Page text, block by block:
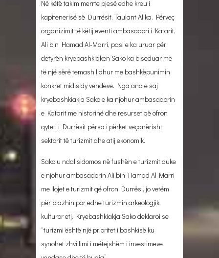
Në këtë takim merrte pjesë edhe kreu i
kapitenerisë së Durrësit, Taulant Allka. Përveç
organizimit të këtij eventi ambasadori i Katarit,
Ali bin Hamad Al-Marri, pasi e ka uruar për
detyrën kryebashkiaken Sako ka biseduar me
të një sërë temash lidhur me bashkëpunimin
konkret midis dy vendeve. Nga ana e saj
kryebashkiakja Sako e ka njohur ambasadorin
e Katarit me historinë dhe resurset që ofron
qyteti i Durrësit përsa i përket veçanërisht
sektorit të turizmit dhe atij ekonomik.
Sako u ndal sidomos në fushën e turizmit duke
e njohur ambasadorin Ali bin Hamad Al-Marri
me llojet e turizmit që ofron Durrësi, jo vetëm
për plazhin por edhe turizmin arkeologjik,
kulturor etj. Kryebashkiakja Sako deklaroi se
“turizmi është një prioritet i bashkisë ku
synohet zhvillimi i mëtejshëm i investimeve